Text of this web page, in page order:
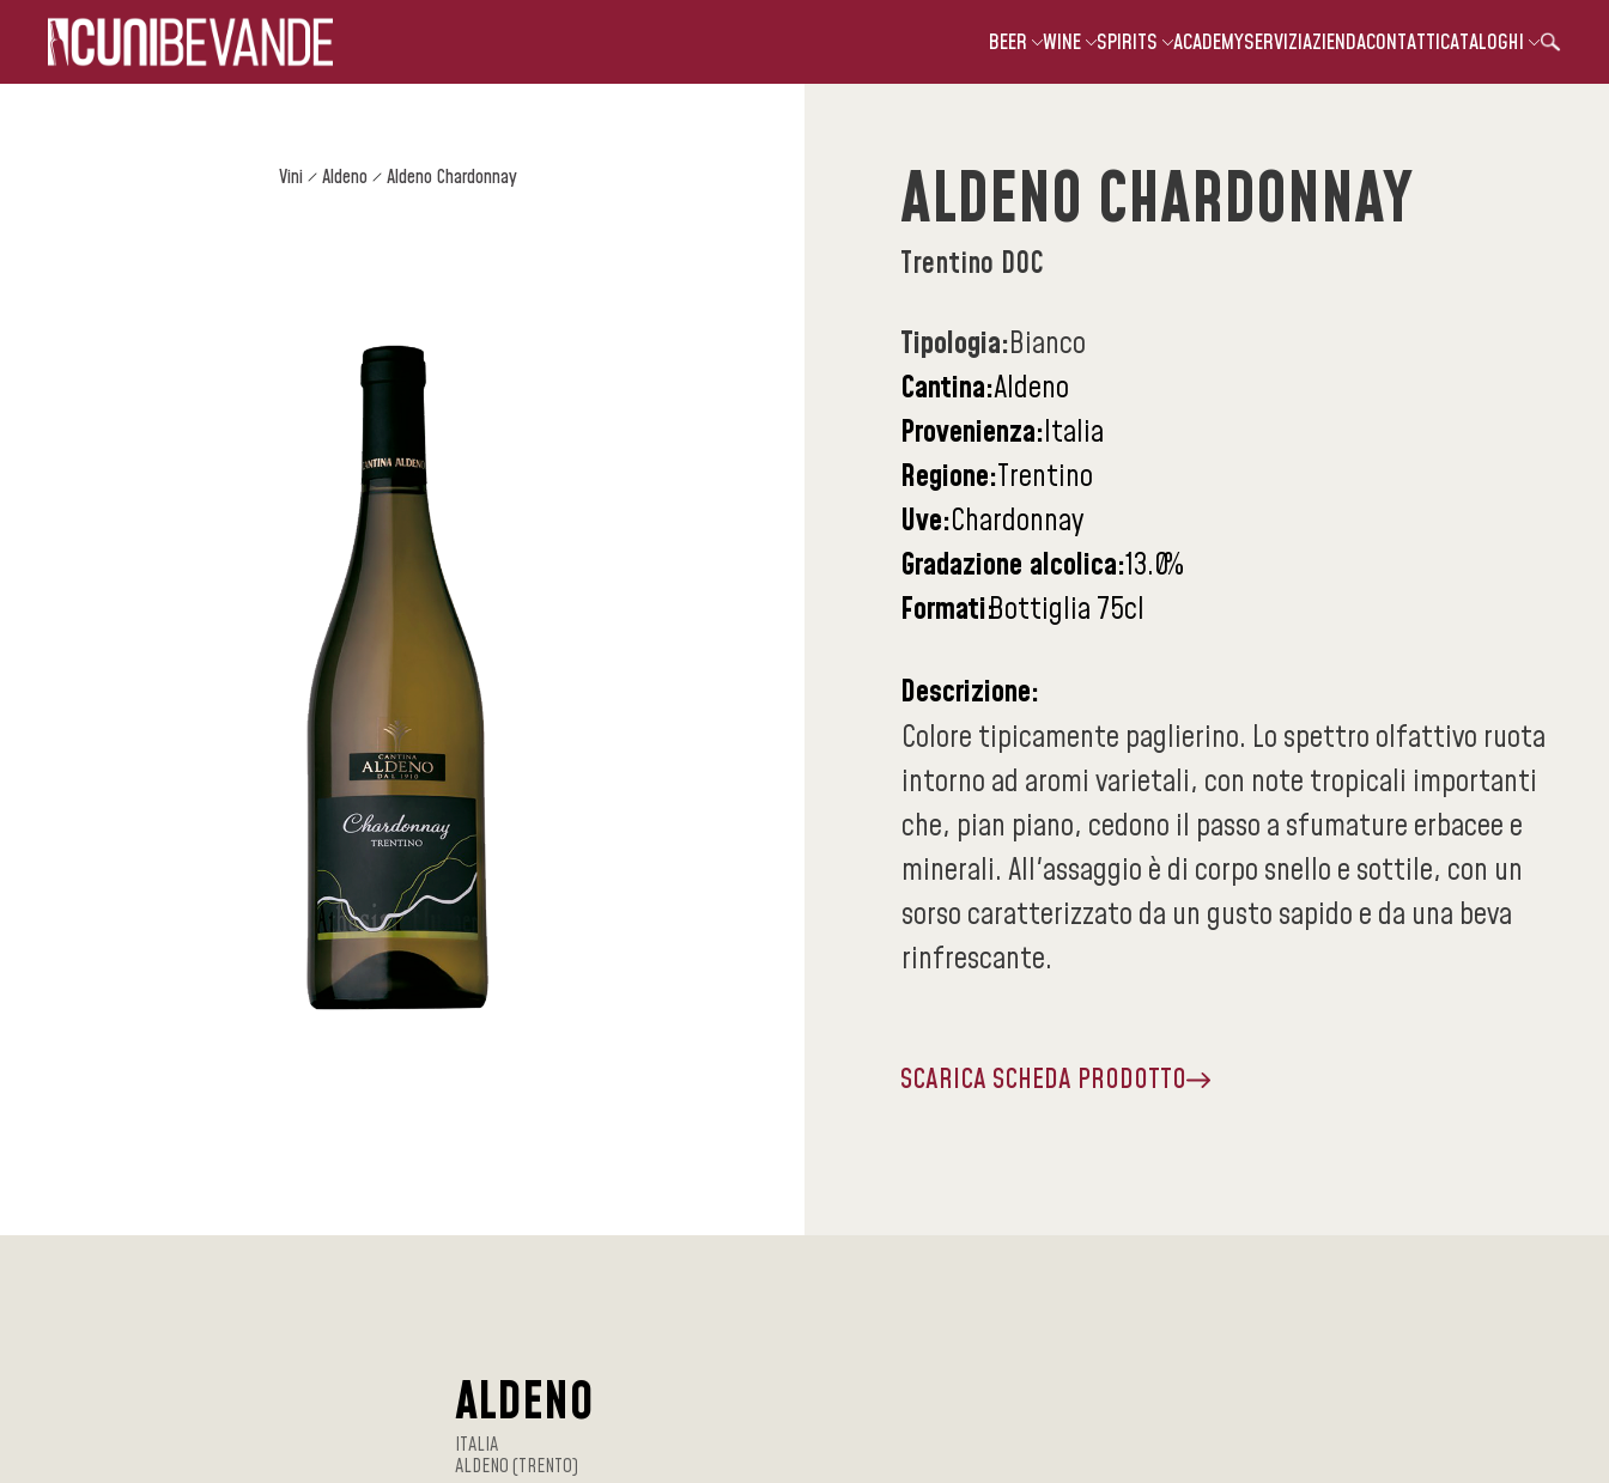
BEER WINE SPIRITS ACADEMYSERVIZIAZIENDACONTATTICATALOGHI
Vini Aldeno Aldeno Chardonnay ALDENO CHARDONNAY
Trentino DOC
Tipologia:Bianco
Cantina:Aldeno
Provenienza:Italia
Regione:Trentino
Uve:Chardonnay
Gradazione alcolica:13.0%
Formati:Bottiglia 75cl
Descrizione:
Colore tipicamente paglierino. Lo spettro olfattivo ruota
intorno ad aromi varietali, con note tropicali importanti
che, pian piano, cedono il passo a sfumature erbacee e
minerali. All'assaggio è di corpo snello e sottile, con un
sorso caratterizzato da un gusto sapido e da una beva
rinfrescante.
SCARICA SCHEDA PRODOTTO
ALDENO
ITALIA
ALDENO (TRENTO)